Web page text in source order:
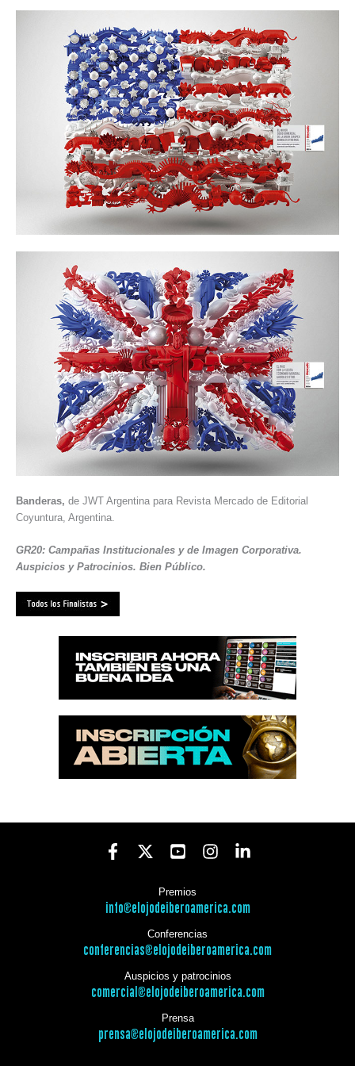
Banderas, de JWT Argentina para Revista Mercado de Editorial
Coyuntura, Argentina.
GR20: Campañas Institucionales y de Imagen Corporativa.
Auspicios y Patrocinios. Bien Público.
Premios
info@elojodeiberoamerica.com
Conferencias
conferencias@elojodeiberoamerica.com
Auspicios y patrocinios
comercial@elojodeiberoamerica.com
Prensa
prensa@elojodeiberoamerica.com